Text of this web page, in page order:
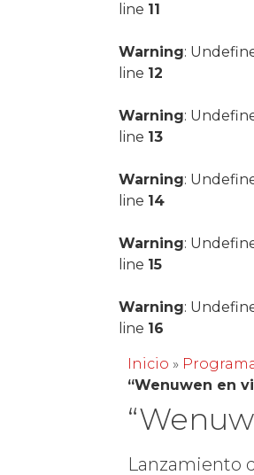
line 11
Warning:
line 12
Warning:
line 13
Warning:
line 14
Warning:
line 15
Warning:
line 16
Inicio »
“Wenuwen en
Lanzamiento